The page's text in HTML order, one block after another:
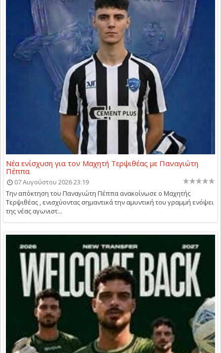
Νέα ενίσχυση για τον Μαχητή Τερψιθέας με Παναγιώτη
Πέππα
07 Αυγούστου 2026 23:19
Την απόκτηση του Παναγιώτη Πέππα ανακοίνωσε ο Μαχητής
Τερψιθέας , ενισχύοντας σημαντικά την αμυντική του γραμμή ενόψει
της νέας αγωνιστ...